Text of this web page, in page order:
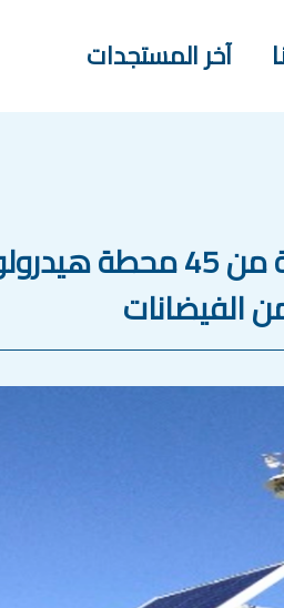
Main
آخر المستجدات
عبر شبكة من
الفيضانات